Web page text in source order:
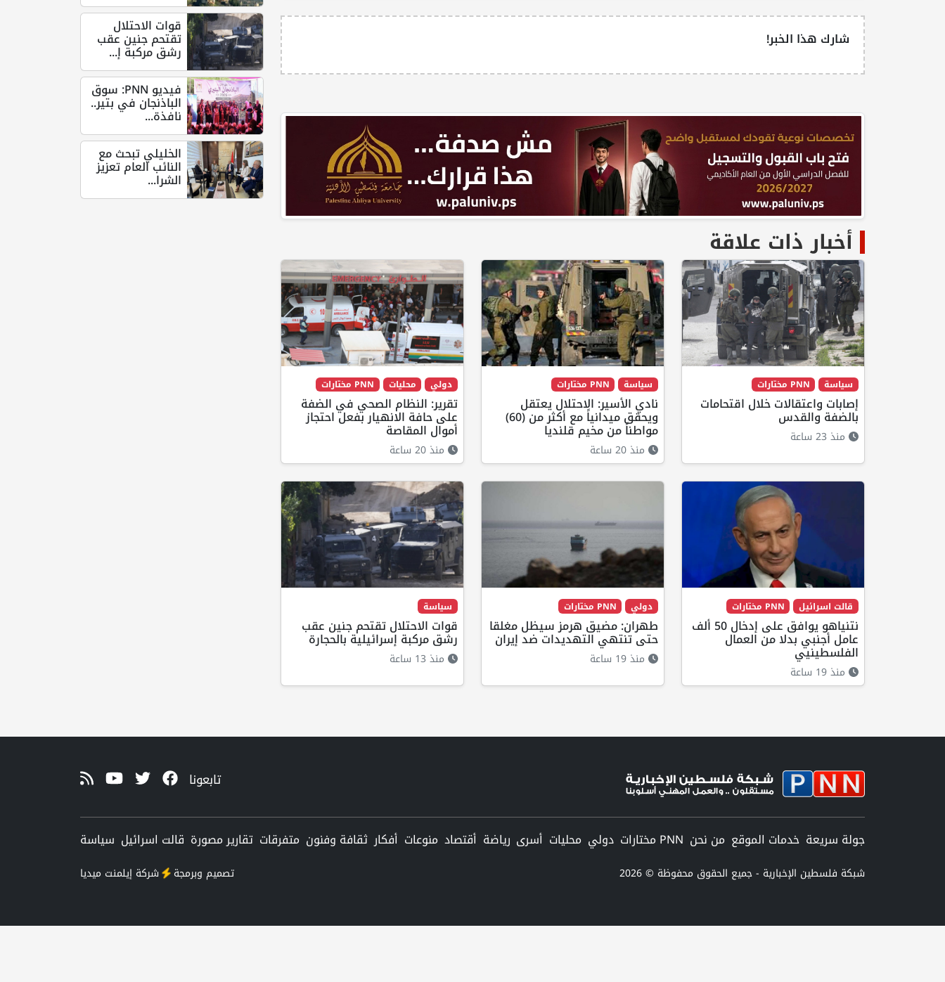
شارك هذا الخبر!
أخبار ذات علاقة
سياسة PNN مختارات
إصابات واعتقالات خلال اقتحامات
بالضفة والقدس
منذ 23 ساعة
سياسة PNN مختارات
نادي الأسير: الاحتلال يعتقل
ويحقق ميدانياً مع أكثر من (60)
مواطناً من مخيم قلنديا
منذ 20 ساعة
دولي محليات PNN مختارات
تقرير: النظام الصحي في الضفة
على حافة الانهيار بفعل احتجاز
أموال المقاصة
منذ 20 ساعة
قالت اسرائيل PNN مختارات
نتنياهو يوافق على إدخال 50 ألف
عامل أجنبي بدلا من العمال
الفلسطينيي
منذ 19 ساعة
دولي PNN مختارات
طهران: مضيق هرمز سيظل مغلقا
حتى تنتهي التهديدات ضد إيران
منذ 19 ساعة
سياسة
قوات الاحتلال تقتحم جنين عقب
رشق مركبة إسرائيلية بالحجارة
منذ 13 ساعة
قوات الاحتلال
تقتحم جنين عقب
رشق مركبة إ...
فيديو PNN: سوق
الباذنجان في بتير..
نافذة...
الخليلي تبحث مع
النائب العام تعزيز
الشرا...
تابعونا
جولة سريعة خدمات الموقع من نحن PNN مختارات دولي محليات أسرى رياضة أقتصاد منوعات أفكار ثقافة وفنون متفرقات تقارير مصورة قالت اسرائيل سياسة
شبكة فلسطين الإخبارية - جميع الحقوق محفوظة © 2026 تصميم وبرمجة شركة إيلمنت ميديا